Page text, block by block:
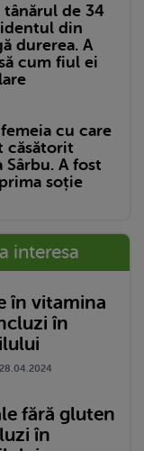
tânărul de 34
din
durerea. A
cum fiul ei
cu care
căsătorit
A fost
soție
interesa
în vitamina
în
28.04.2024
fără gluten
în